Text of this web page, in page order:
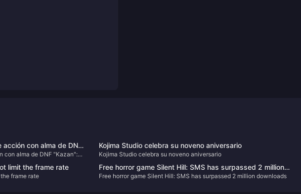
acción con alma de DNF
desafíos difíciles de
con alma de DNF "Kazan":
Kojima Studio celebra su noveno aniversario
Kojima Studio celebra su noveno aniversario
limit the frame rate
frame rate
Free horror game Silent Hill: SMS has surpassed 2 million
downloads
Free horror game Silent Hill: SMS has surpassed 2 million downloads